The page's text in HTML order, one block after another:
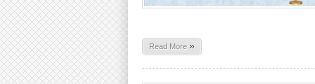
Read More »